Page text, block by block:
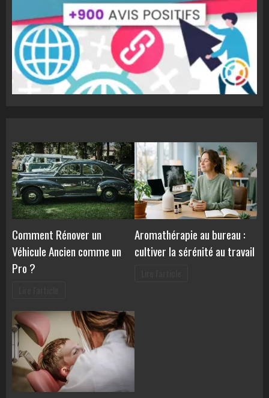
Comment Rénover un
Véhicule Ancien comme un
Pro ?
Aromathérapie au bureau :
cultiver la sérénité au travail